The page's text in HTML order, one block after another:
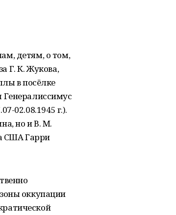
детям, о том,
Г. К. Жукова,
в посёлке
Генералиссимус
02.08.1945 г.).
но и В. М.
США Гарри
оккупации